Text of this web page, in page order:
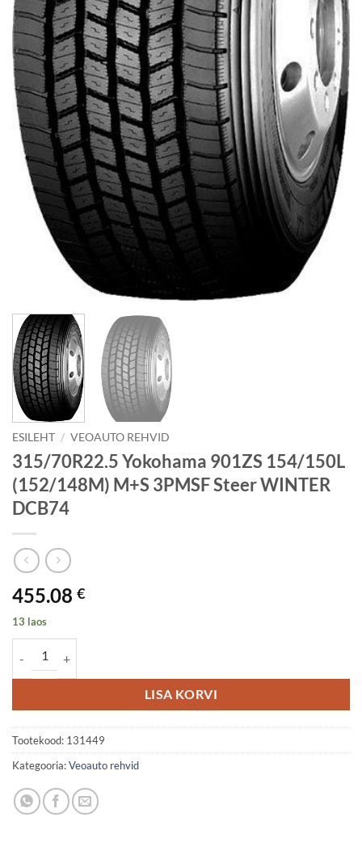
ESILEHT / VEOAUTO REHVID
315/70R22.5 Yokohama 901ZS 154/150L
(152/148M) M+S 3PMSF Steer WINTER
DCB74
455.08 €
13 laos
LISA KORVI
Tootekood: 131449
Kategooria:Veoauto rehvid